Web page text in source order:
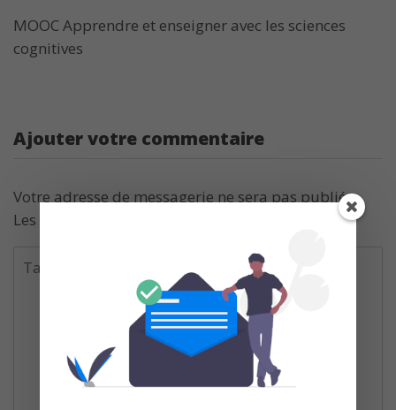
MOOC Apprendre et enseigner avec les sciences
cognitives
Ajouter votre commentaire
Votre adresse de messagerie ne sera pas publiée.
Les champs obligatoires sont indiqués avec